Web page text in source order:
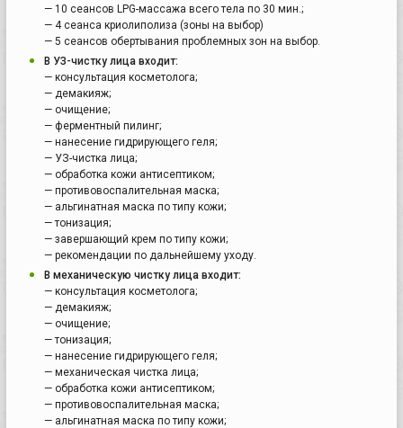
— 10 сеансов LPG-массажа всего тела по 30 мин.;
— 4 сеанса криолиполиза (зоны на выбор)
— 5 сеансов обертывания проблемных зон на выбор.
В УЗ-чистку лица входит:
— консультация косметолога;
— демакияж;
— очищение;
— ферментный пилинг;
— нанесение гидрирующего геля;
— УЗ-чистка лица;
— обработка кожи антисептиком;
— противовоспалительная маска;
— альгинатная маска по типу кожи;
— тонизация;
— завершающий крем по типу кожи;
— рекомендации по дальнейшему уходу.
В механическую чистку лица входит:
— консультация косметолога;
— демакияж;
— очищение;
— тонизация;
— нанесение гидрирующего геля;
— механическая чистка лица;
— обработка кожи антисептиком;
— противовоспалительная маска;
— альгинатная маска по типу кожи;